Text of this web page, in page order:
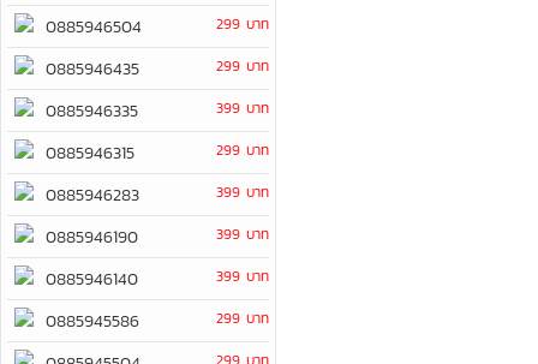
0885946504 299 บาท
0885946435 299 บาท
0885946335 399 บาท
0885946315 299 บาท
0885946283 399 บาท
0885946190 399 บาท
0885946140 399 บาท
0885945586 299 บาท